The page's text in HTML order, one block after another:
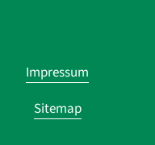
Impressum
Sitemap